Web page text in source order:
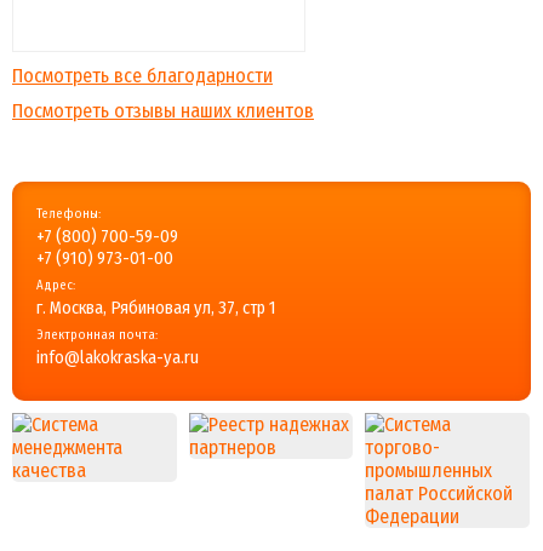
Посмотреть все благодарности
Посмотреть отзывы наших клиентов
Телефоны:
+7 (800) 700-59-09
+7 (910) 973-01-00
Адрес:
г. Москва, Рябиновая ул, 37, стр 1
Электронная почта:
info@lakokraska-ya.ru